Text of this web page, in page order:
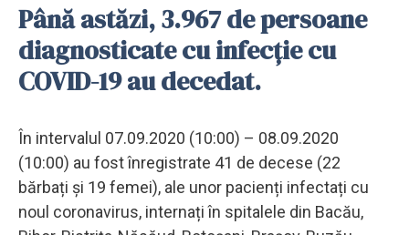
Până astăzi, 3.967 de persoane
diagnosticate cu infecție cu
COVID-19 au decedat.
În intervalul 07.09.2020 (10:00) – 08.09.2020
(10:00) au fost înregistrate 41 de decese (22
bărbați și 19 femei), ale unor pacienți infectați cu
noul coronavirus, internați în spitalele din Bacău,